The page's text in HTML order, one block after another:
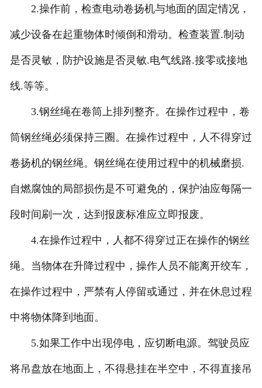
2.操作前，检查电动卷扬机与地面的固定情况，
减少设备在起重物体时倾倒和滑动。检查装置.制动
是否灵敏，防护设施是否灵敏.电气线路.接零或接地
线.等等。
3.钢丝绳在卷筒上排列整齐。在操作过程中，卷
筒钢丝绳必须保持三圈。在操作过程中，人不得穿过
卷扬机的钢丝绳。钢丝绳在使用过程中的机械磨损.
自燃腐蚀的局部损伤是不可避免的，保护油应每隔一
段时间刷一次，达到报废标准应立即报废。
4.在操作过程中，人都不得穿过正在操作的钢丝
绳。当物体在升降过程中，操作人员不能离开绞车，
在操作过程中，严禁有人停留或通过，并在休息过程
中将物体降到地面。
5.如果工作中出现停电，应切断电源。驾驶员应
将吊盘放在地面上，不得悬挂在半空中，不得直接吊